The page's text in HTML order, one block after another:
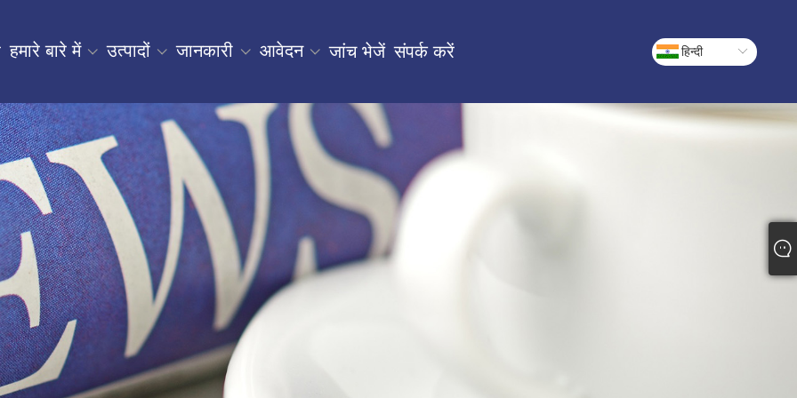
हमारे बारे में उत्पादों जानकारी आवेदन जांच भेजें संपर्क करें हिन्दी